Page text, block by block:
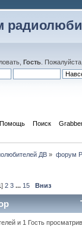
Гость . Пожалуйста,
Помощь Поиск
ДВ » форум
]2 3 ... 15 Вниз
и 1 Гость